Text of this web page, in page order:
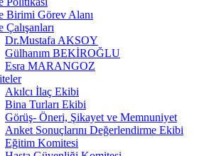
Birimi Görev Alanı
Çalışanları
Dr.Mustafa AKSOY
Gülhanım BEKİROĞLU
Esra MARANGOZ
Akılcı İlaç Ekibi
Bina Turları Ekibi
Görüş- Öneri, Şikayet ve Memnuniyet
Anket Sonuçlarını Değerlendirme Ekibi
Eğitim Komitesi